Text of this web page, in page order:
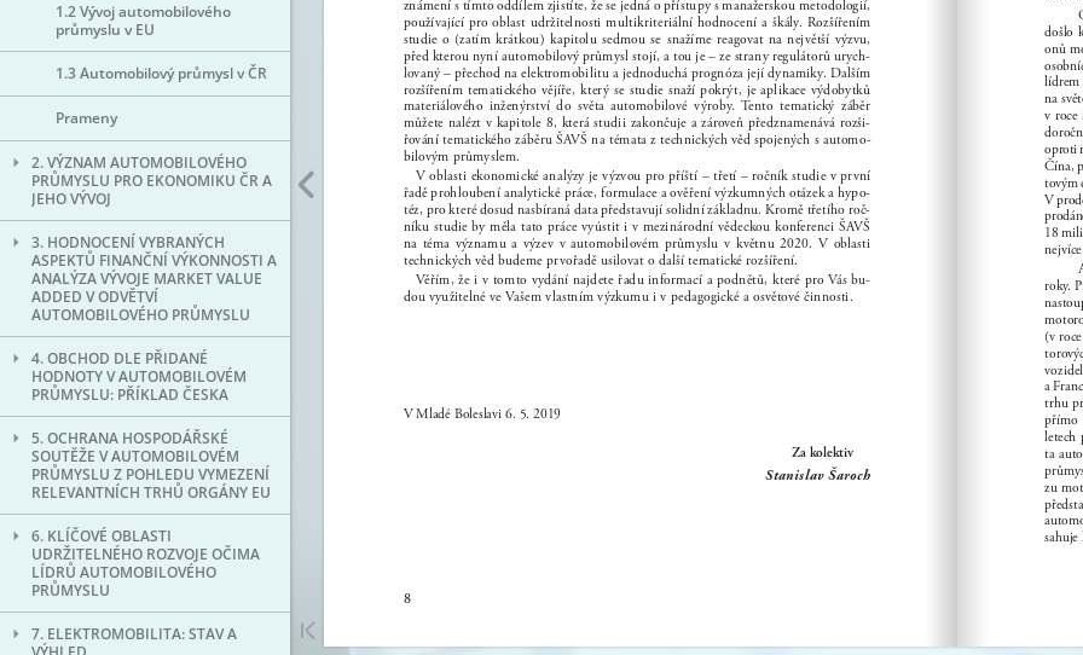
1.2 Vývoj automobilového
průmyslu v EU
1.3 Automobilový průmysl v ČR
Prameny
2. VÝZNAM AUTOMOBILOVÉHO
PRŮMYSLU PRO EKONOMIKU ČR A
JEHO VÝVOJ
3. HODNOCENÍ VYBRANÝCH
ASPEKTŮ FINANČNÍ VÝKONNOSTI A
ANALÝZA VÝVOJE MARKET VALUE
ADDED V ODVĚTVÍ
AUTOMOBILOVÉHO PRŮMYSLU
4. OBCHOD DLE PŘIDANÉ
HODNOTY V AUTOMOBILOVÉM
PRŮMYSLU: PŘÍKLAD ČESKA
5. OCHRANA HOSPODÁŘSKÉ
SOUTĚŽE V AUTOMOBILOVÉM
PRŮMYSLU Z POHLEDU VYMEZENÍ
RELEVANTNÍCH TRHŮ ORGÁNY EU
6. KLÍČOVÉ OBLASTI
UDRŽITELNÉHO ROZVOJE OČIMA
LÍDRŮ AUTOMOBILOVÉHO
PRŮMYSLU
7. ELEKTROMOBILITA: STAV A